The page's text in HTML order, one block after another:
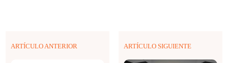
ARTÍCULO ANTERIOR ARTÍCULO SIGUIENTE